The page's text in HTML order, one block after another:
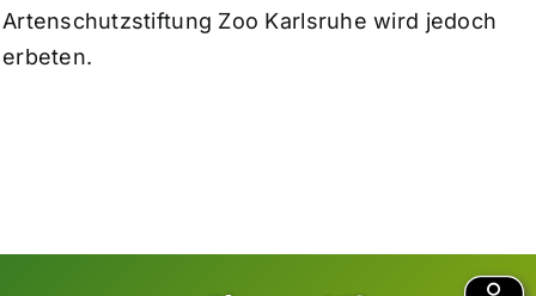
Artenschutzstiftung Zoo Karlsruhe wird jedoch
erbeten.